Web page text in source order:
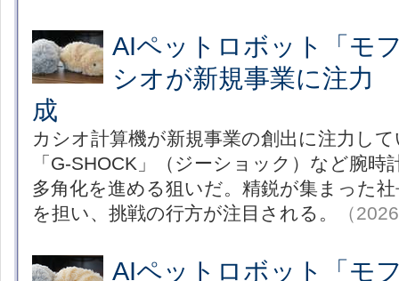
AIペットロボット「モ
シオが新規事業に注力
成
カシオ計算機が新規事業の創出に注力し
「G-SHOCK」（ジーショック）など腕時
多角化を進める狙いだ。精鋭が集まった
を担い、挑戦の行方が注目される。
（
AIペットロボット「モ